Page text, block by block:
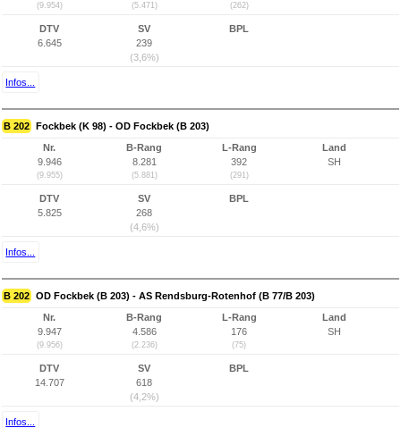
(9.954) (5.471) (262)
DTV
6.645
SV
239
(3,6%)
BPL
Infos...
B 202 Fockbek (K 98) - OD Fockbek (B 203)
Nr.
9.946
(9.955)
B-Rang
8.281
(5.881)
L-Rang
392
(291)
Land
SH
DTV
5.825
SV
268
(4,6%)
BPL
Infos...
B 202 OD Fockbek (B 203) - AS Rendsburg-Rotenhof (B 77/B 203)
Nr.
9.947
(9.956)
B-Rang
4.586
(2.236)
L-Rang
176
(75)
Land
SH
DTV
14.707
SV
618
(4,2%)
BPL
Infos...